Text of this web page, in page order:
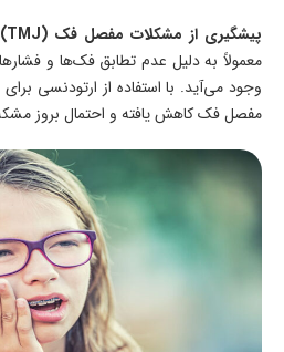
پیشگیری از مشکلات مفصل فک (TMJ)
معمولاً به دلیل عدم تطابق فک‌ها و
وجود می‌آید. با استفاده از ارتودنسی
مفصل فک کاهش یافته و احتمال بروز